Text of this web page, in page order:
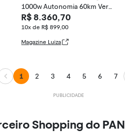
1000w Autonomia 60km Verd
e
R$ 8.360,70
10x de R$ 899,00
Magazine Luiza
1 2 3 4 5 6 7
Shopping do PAN